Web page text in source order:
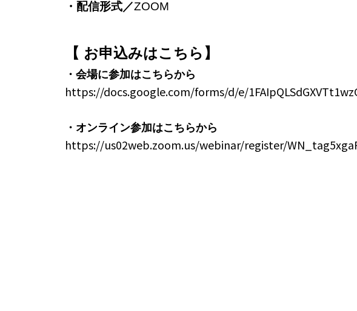
・配信形式／ZOOM
【 お申込みはこちら 】
・会場に参加はこちらから
https://docs.google.com/forms/d/e/
・オンライン参加はこちらから
https://us02web.zoom.us/webinar/register/